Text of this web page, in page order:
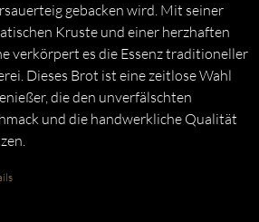
gebacken wird. Mit seiner
Kruste und einer herzhaften
verkörpert es die Essenz traditioneller
Dieses Brot ist eine zeitlose Wahl
die den unverfälschten
und die handwerkliche Qualität